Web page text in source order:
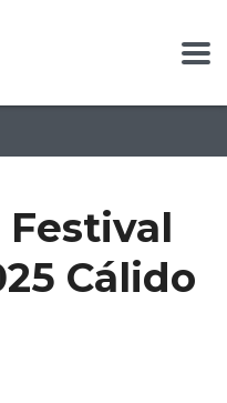
Festival
Cálido